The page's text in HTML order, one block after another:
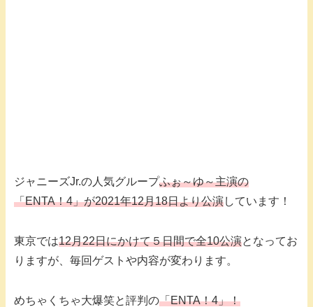
ジャニーズJr.の人気グループふぉ～ゆ～主演の
「ENTA！4」が2021年12月18日より公演しています！
東京では12月22日にかけて５日間で全10公演となってお
りますが、毎回ゲストや内容が変わります。
めちゃくちゃ大爆笑と評判の「ENTA！4」！